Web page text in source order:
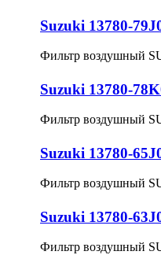
Suzuki 13780-
Фильтр воздушный
Suzuki 13780-
Фильтр воздушный
Suzuki 13780-
Фильтр воздушный
Suzuki 13780-
Фильтр воздушный